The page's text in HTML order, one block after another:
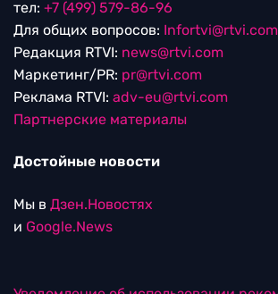
тел: +7 (499) 579-86-96
Для общих вопросов: Infortvi@rtvi.com
Редакция RTVI: news@rtvi.com
Маркетинг/PR: pr@rtvi.com
Реклама RTVI: adv-eu@rtvi.com
Партнерские материалы
Достойные новости
Мы в Дзен.Новостях
и Google.News